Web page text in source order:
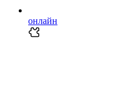
онлайн